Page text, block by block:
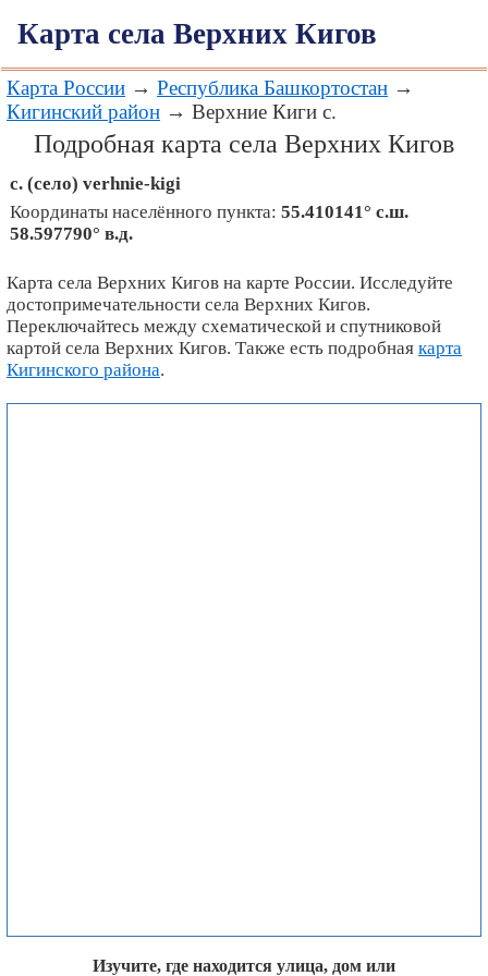
Карта села Верхних Кигов
Карта России → Республика Башкортостан →
Кигинский район → Верхние Киги с.
Подробная карта села Верхних Кигов
с. (село) verhnie-kigi
Координаты населённого пункта: 55.410141° с.ш.
58.597790° в.д.
Карта села Верхних Кигов на карте России. Исследуйте
достопримечательности села Верхних Кигов.
Переключайтесь между схематической и спутниковой
картой села Верхних Кигов. Также есть подробная карта
Кигинского района.
Изучите, где находится улица, дом или